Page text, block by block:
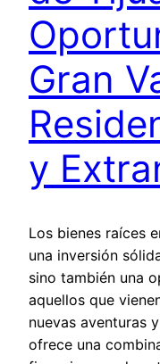
Gran
y
Los bienes raíces
una inversión
sino también una
aquellos que
nuevas aventuras
ofrece una